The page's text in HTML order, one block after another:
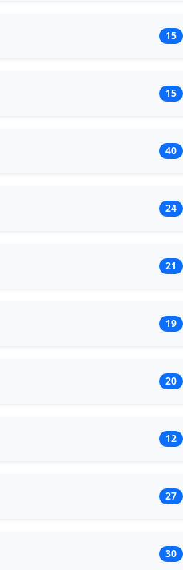
15
15
40
24
21
19
20
12
27
30